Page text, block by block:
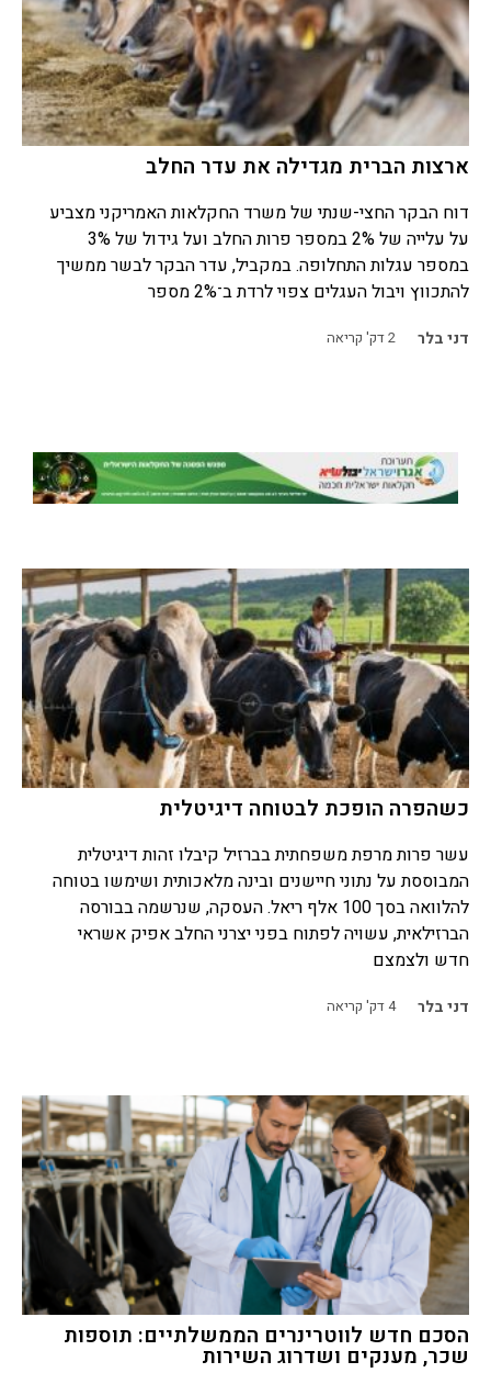
ארצות הברית מגדילה את עדר החלב
דוח הבקר החצי-שנתי של משרד החקלאות האמריקני מצביע
על עלייה של 2% במספר פרות החלב ועל גידול של 3%
במספר עגלות התחלופה. במקביל, עדר הבקר לבשר ממשיך
להתכווץ ויבול העגלים צפוי לרדת ב־2% מספר
דני בלר 2דק' קריאה
כשהפרה הופכת לבטוחה דיגיטלית
עשר פרות מרפת משפחתית בברזיל קיבלו זהות דיגיטלית
המבוססת על נתוני חיישנים ובינה מלאכותית ושימשו בטוחה
להלוואה בסך 100 אלף ריאל. העסקה, שנרשמה בבורסה
הברזילאית, עשויה לפתוח בפני יצרני החלב אפיק אשראי
חדש ולצמצם
דני בלר 4דק' קריאה
הסכם חדש לווטרינרים הממשלתיים: תוספות
שכר, מענקים ושדרוג השירות